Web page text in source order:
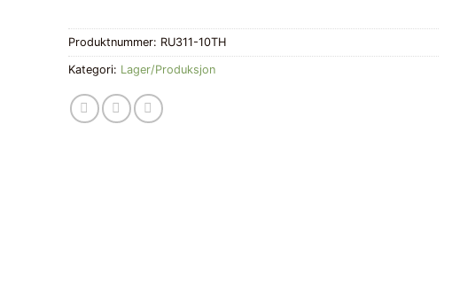
Produktnummer: RU311-10TH
Kategori: Lager/Produksjon